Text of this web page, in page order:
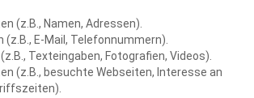
(z.B., Namen, Adressen).
(z.B., E-Mail, Telefonnummern).
Texteingaben, Fotografien, Videos).
(z.B., besuchte Webseiten, Interesse an